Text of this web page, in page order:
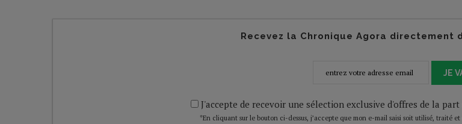
Recevez la Chronique Agora directement
JE
J'accepte de recevoir une sélection exclusive d'offres de la
*En cliquant sur le bouton ci-dessus, j’accepte que mon e-mail saisi soit utilisé, traité